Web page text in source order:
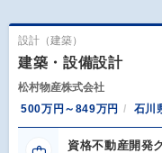
設計（建築）
建築・設備設計
松村物産株式会社
500万円～849万円
石川
資格不動産開発